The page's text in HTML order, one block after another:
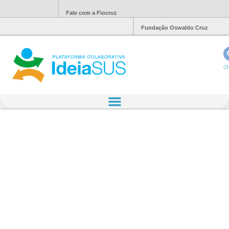
Fale com a Fiocruz
Fundação Oswaldo Cruz